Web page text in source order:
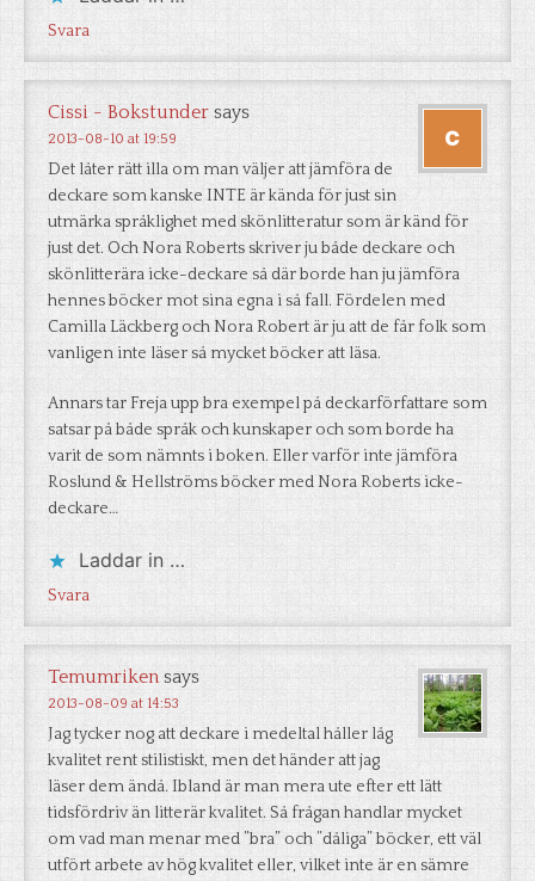
Svara
Cissi - Bokstunder says
2013-08-10 at 19:59
Det låter rätt illa om man väljer att jämföra de
deckare som kanske INTE är kända för just sin
utmärka språklighet med skönlitteratur som är känd för
just det. Och Nora Roberts skriver ju både deckare och
skönlitterära icke-deckare så där borde han ju jämföra
hennes böcker mot sina egna i så fall. Fördelen med
Camilla Läckberg och Nora Robert är ju att de får folk som
vanligen inte läser så mycket böcker att läsa.
Annars tar Freja upp bra exempel på deckarförfattare som
satsar på både språk och kunskaper och som borde ha
varit de som nämnts i boken. Eller varför inte jämföra
Roslund & Hellströms böcker med Nora Roberts icke-
deckare…
Laddar in …
Svara
Temumriken says
2013-08-09 at 14:53
Jag tycker nog att deckare i medeltal håller låg
kvalitet rent stilistiskt, men det händer att jag
läser dem ändå. Ibland är man mera ute efter ett lätt
tidsfördriv än litterär kvalitet. Så frågan handlar mycket
om vad man menar med ”bra” och ”dåliga” böcker, ett väl
utfört arbete av hög kvalitet eller, vilket inte är en sämre